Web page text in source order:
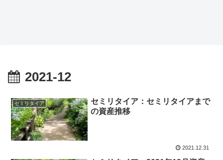
2021-12
セミリタイア
セミリタイア：セミリタイアまで
の資産推移
2021.12.31